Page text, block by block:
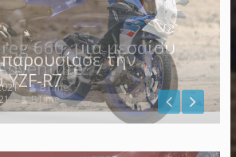
την
YZF-R7
BTime